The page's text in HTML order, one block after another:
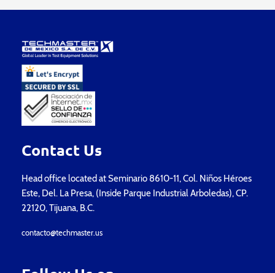
Contact Us
Head office located at Seminario 8610-11, Col. Niños Héroes
Este, Del. La Presa, (Inside Parque Industrial Arboledas), CP.
22120, Tijuana, B.C.
contacto@techmaster.us